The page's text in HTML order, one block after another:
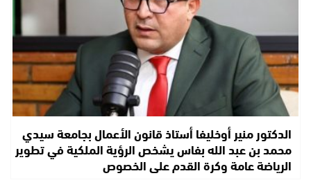
الدكتور منير أوخليفا أستاذ قانون الأعمال بجامعة سيدي
محمد بن عبد الله بفاس يشخص الرؤية الملكية في تطوير
الرياضة عامة وكرة القدم على الخصوص